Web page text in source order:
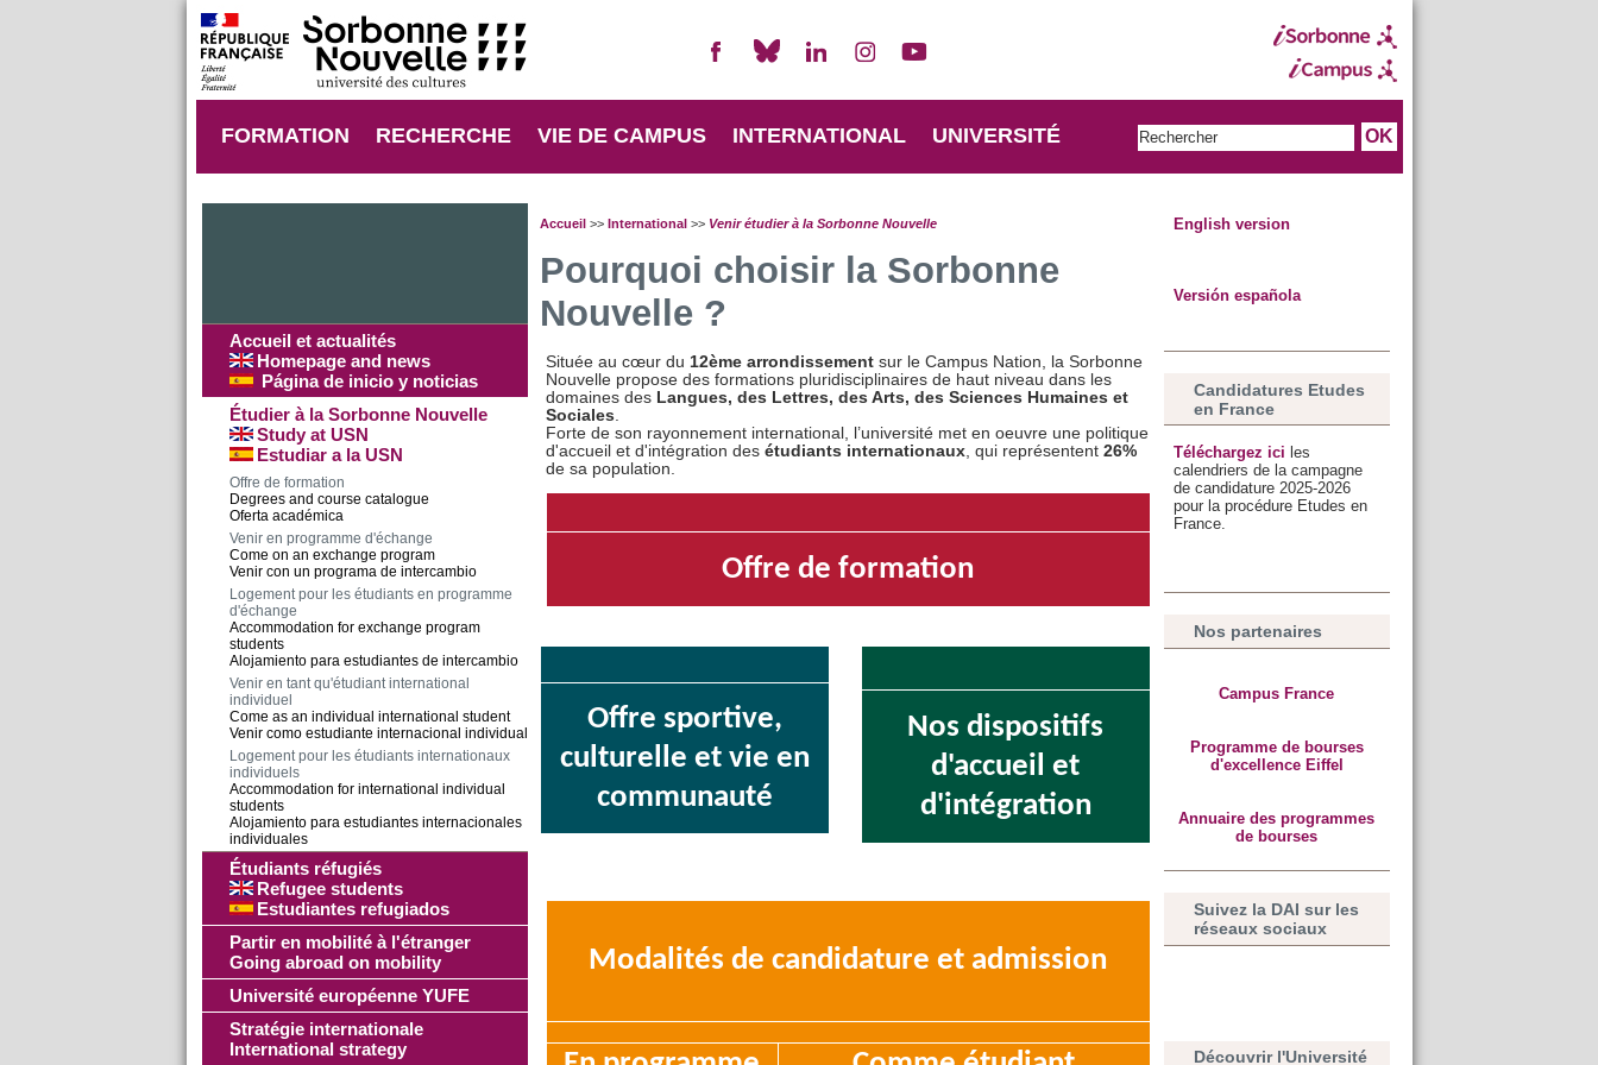
FORMATION RECHERCHE VIE DE CAMPUS INTERNATIONAL UNIVERSITÉ
Accueil et actualités
Homepage and news
Página de inicio y noticias
Étudier à la Sorbonne Nouvelle
Study at USN
Estudiar a la USN
Offre de formation
Degrees and course catalogue
Oferta académica
Venir en programme d'échange
Come on an exchange program
Venir con un programa de intercambio
Logement pour les étudiants en programme
d'échange
Accommodation for exchange program
students
Alojamiento para estudiantes de intercambio
Venir en tant qu'étudiant international
individuel
Come as an individual international student
Venir como estudiante internacional individual
Logement pour les étudiants internationaux
individuels
Accommodation for international individual
students
Alojamiento para estudiantes internacionales
individuales
Étudiants réfugiés
Refugee students
Estudiantes refugiados
Partir en mobilité à l'étranger
Going abroad on mobility
Université européenne YUFE
Stratégie internationale
International strategy
Accueil>> International>> Venir étudier à la Sorbonne Nouvelle
Pourquoi choisir la Sorbonne
Nouvelle ?
Située au cœur du 12ème arrondissementsur le Campus Nation, la Sorbonne
Nouvelle propose des formations pluridisciplinaires de haut niveau dans les
domaines des Langues, des Lettres, des Arts, des Sciences Humaines et
Sociales.
Forte de son rayonnement international, l’université met en oeuvre une politique
d'accueil et d'intégration des étudiants internationaux, qui représentent 26%
de sa population.
Offre de formation
Offre sportive,
culturelle et vie en
communauté
Nos dispositifs
d'accueil et
d'intégration
Modalités de candidature et admission
English version
Versión española
Candidatures Etudes
en France
Téléchargez ici les
calendriers de la campagne
de candidature 2025-2026
pour la procédure Etudes en
France.
Nos partenaires
Campus France
Programme de bourses
d'excellence Eiffel
Annuaire des programmes
de bourses
Suivez la DAI sur les
réseaux sociaux
Découvrir l'Université